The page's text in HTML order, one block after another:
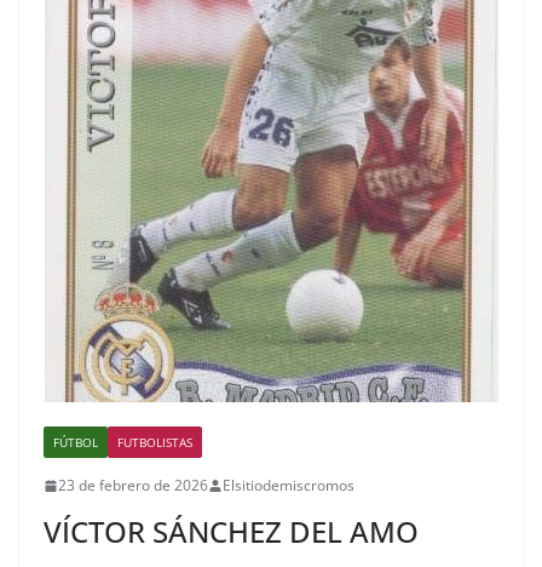
FÚTBOL FUTBOLISTAS
23 de febrero de 2026 Elsitiodemiscromos
VÍCTOR SÁNCHEZ DEL AMO